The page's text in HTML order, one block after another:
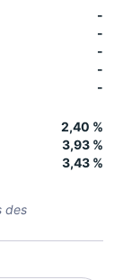
-
-
-
-
-
2,40 %
3,93 %
3,43 %
des